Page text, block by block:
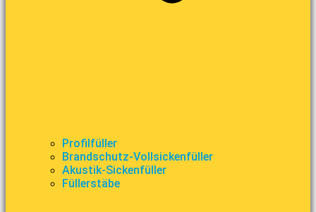
Profilfüller
Brandschutz-Vollsickenfüller
Akustik-Sickenfüller
Füllerstäbe